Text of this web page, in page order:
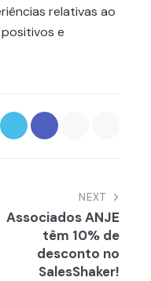
relativas ao
e
NEXT
Associados ANJE
têm 10% de
desconto no
SalesShaker!